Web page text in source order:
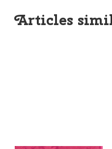
Articles